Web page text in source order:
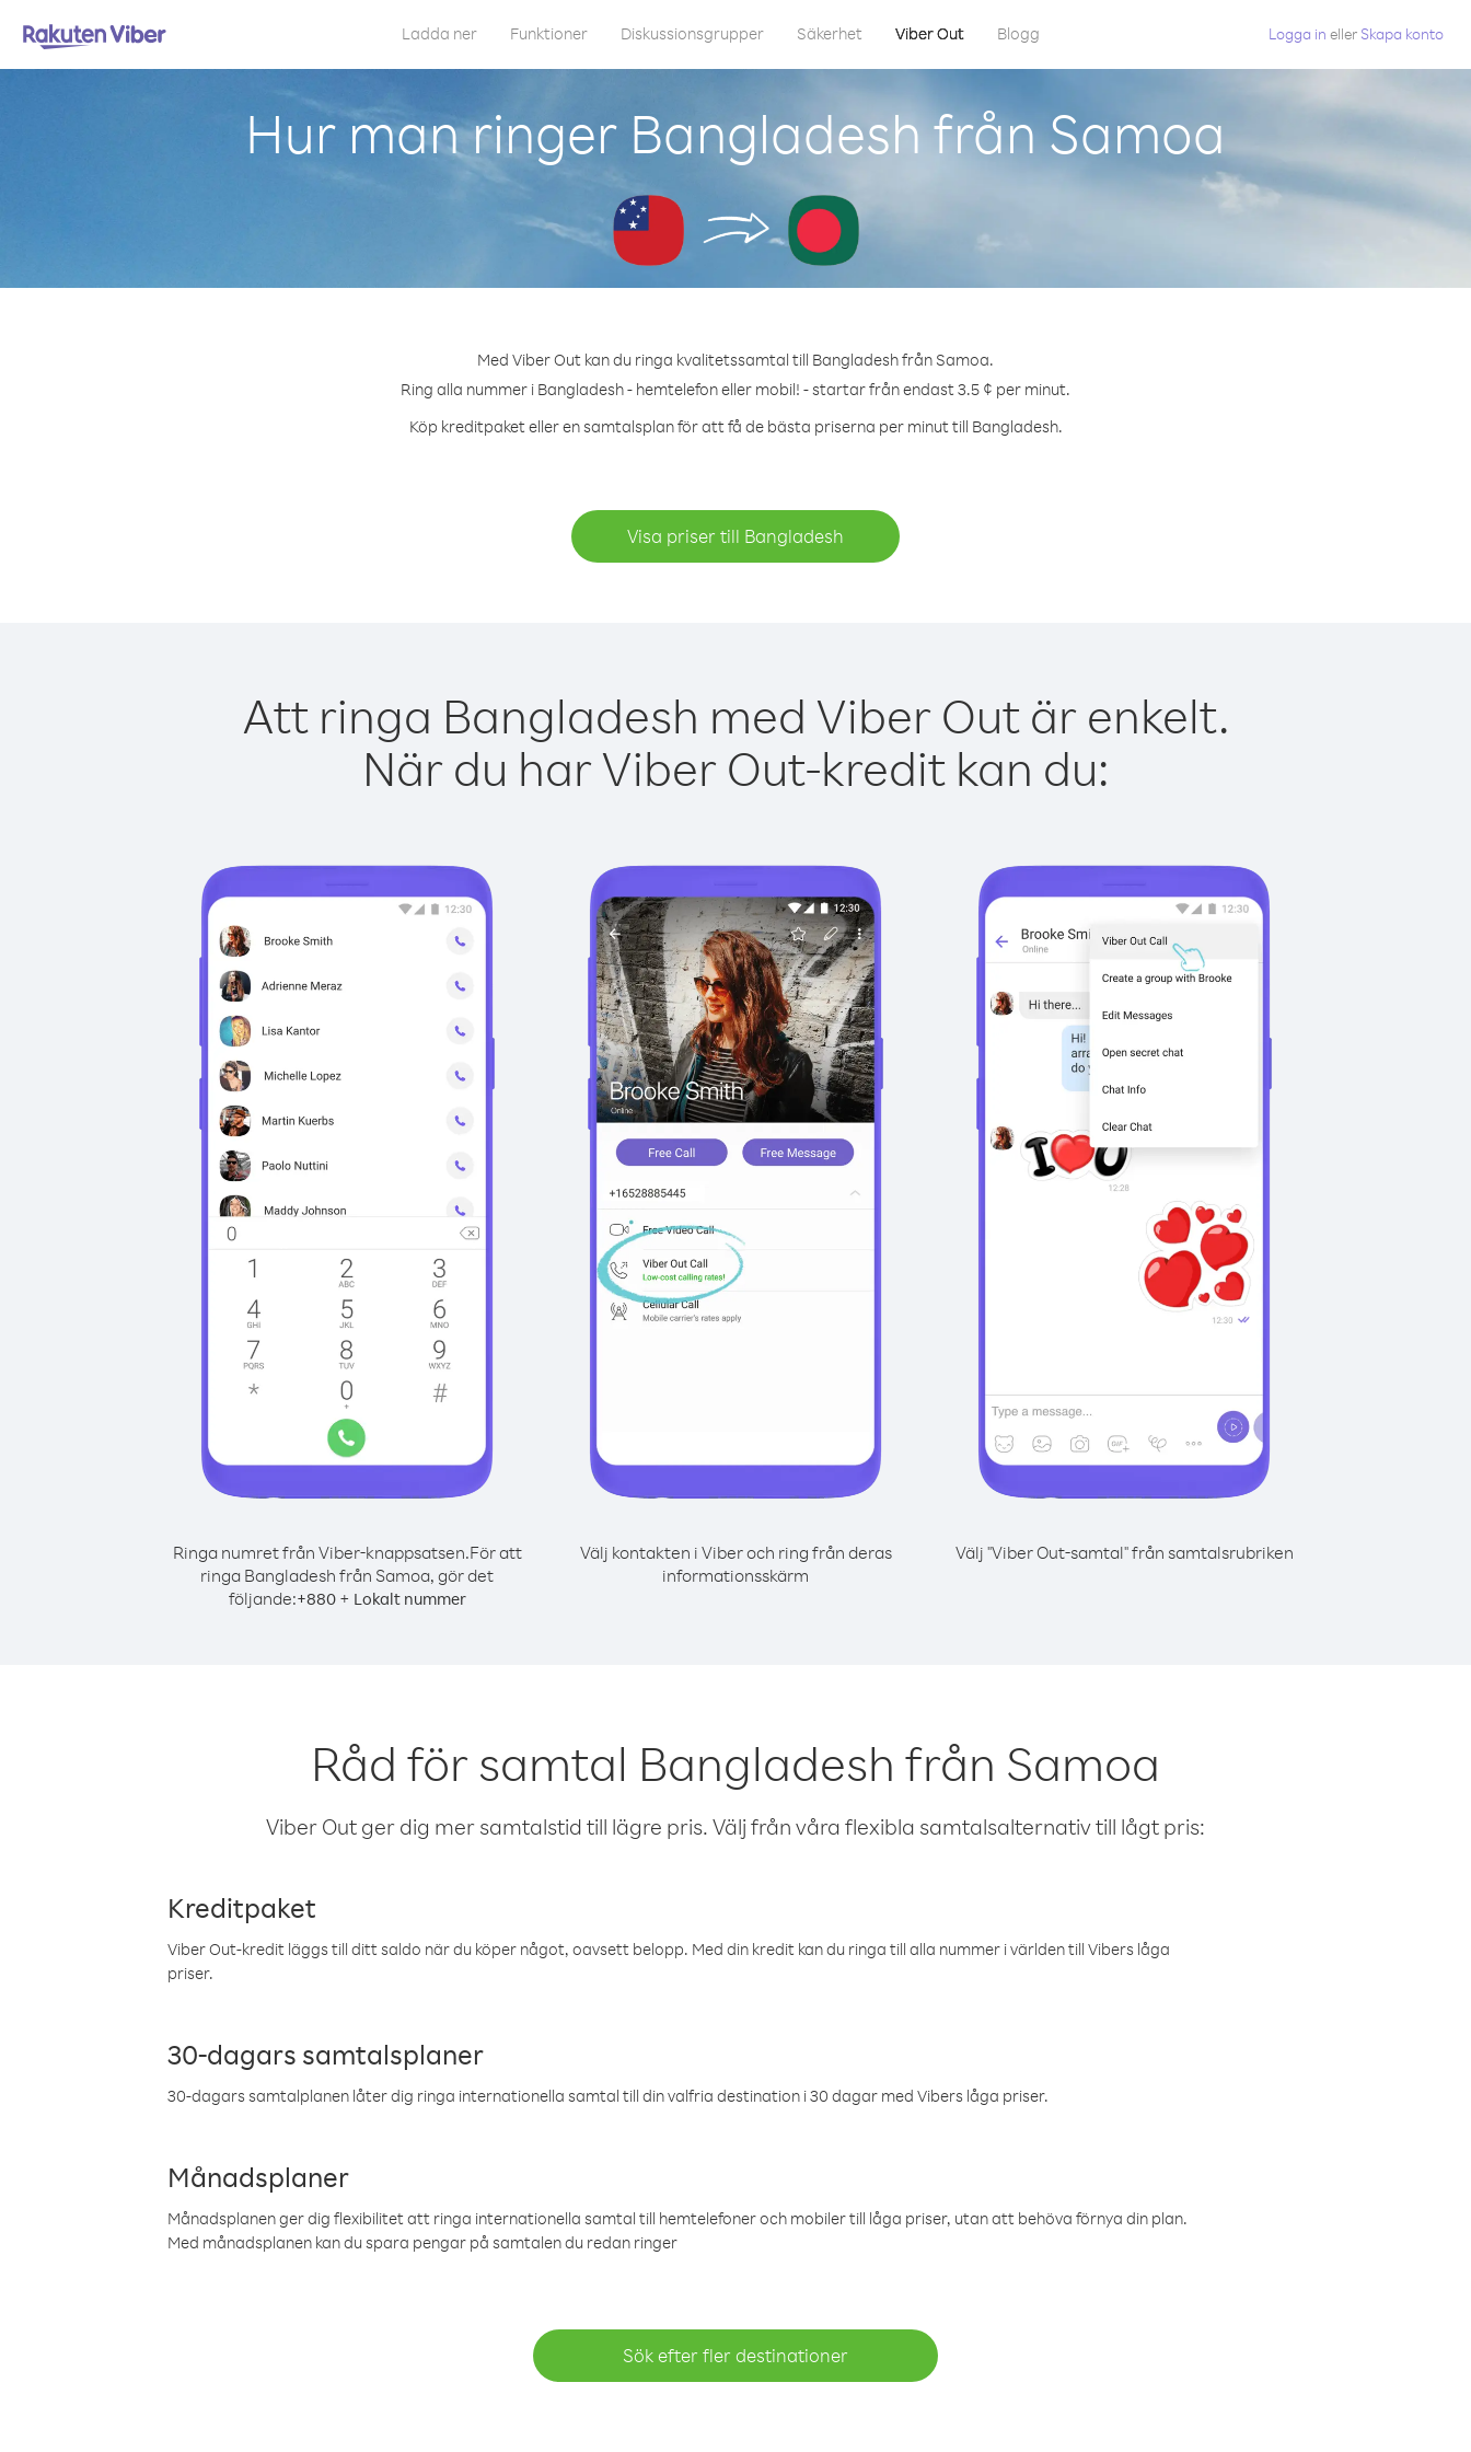
Ladda ner Funktioner Diskussionsgrupper Säkerhet Viber Out Blogg Logga in eller Skapa konto
Hur man ringer Bangladesh från Samoa
Med Viber Out kan du ringa kvalitetssamtal till Bangladesh från Samoa.
Ring alla nummer i Bangladesh - hemtelefon eller mobil! - startar från endast 3.5 ¢ per minut.
Köp kreditpaket eller en samtalsplan för att få de bästa priserna per minut till Bangladesh.
Visa priser till Bangladesh
Att ringa Bangladesh med Viber Out är enkelt.
När du har Viber Out-kredit kan du:
Ringa numret från Viber-knappsatsen.För att
ringa Bangladesh från Samoa, gör det
följande:+880+ Lokalt nummer
Välj kontakten i Viber och ring från deras
informationsskärm
Välj "Viber Out-samtal" från samtalsrubriken
Råd för samtal Bangladesh från Samoa
Viber Out ger dig mer samtalstid till lägre pris. Välj från våra flexibla samtalsalternativ till lågt pris:
Kreditpaket
Viber Out-kredit läggs till ditt saldo när du köper något, oavsett belopp. Med din kredit kan du ringa till alla nummer i världen till Vibers låga
priser.
30-dagars samtalsplaner
30-dagars samtalplanen låter dig ringa internationella samtal till din valfria destination i 30 dagar med Vibers låga priser.
Månadsplaner
Månadsplanen ger dig flexibilitet att ringa internationella samtal till hemtelefoner och mobiler till låga priser, utan att behöva förnya din plan.
Med månadsplanen kan du spara pengar på samtalen du redan ringer
Sök efter fler destinationer